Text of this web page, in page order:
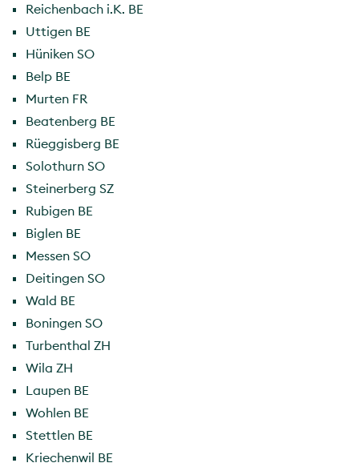
Reichenbach i.K. BE
Uttigen BE
Hüniken SO
Belp BE
Murten FR
Beatenberg BE
Rüeggisberg BE
Solothurn SO
Steinerberg SZ
Rubigen BE
Biglen BE
Messen SO
Deitingen SO
Wald BE
Boningen SO
Turbenthal ZH
Wila ZH
Laupen BE
Wohlen BE
Stettlen BE
Kriechenwil BE